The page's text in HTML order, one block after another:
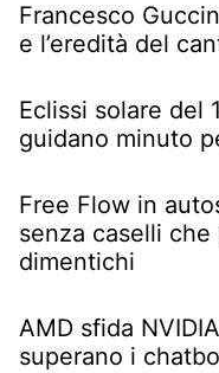
Francesco
e l’eredità del
Eclissi solare del
guidano minuto
Free Flow in
senza caselli
dimentichi
AMD sfida
superano i